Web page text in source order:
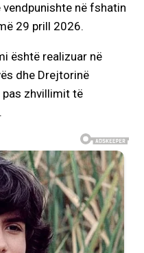
në fshatin
29 prill 2026.
është realizuar në
dhe Drejtorinë
pas zhvillimit të